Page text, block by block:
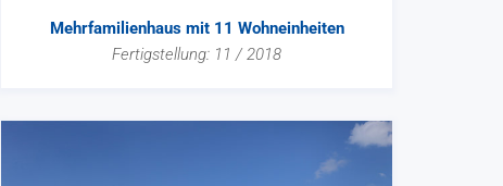
Mehrfamilienhaus mit 11 Wohneinheiten
Fertigstellung: 11 / 2018